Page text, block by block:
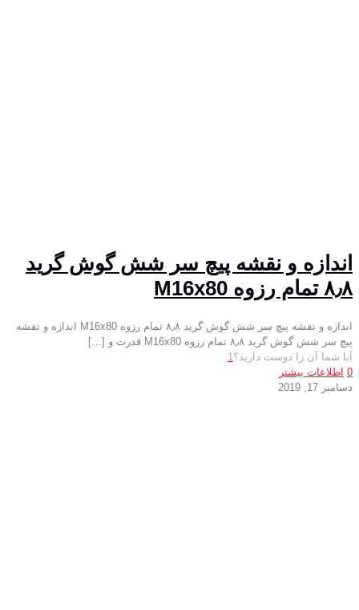
اندازه و نقشه پیچ سر شش گوش گرید
۸٫۸ تمام رزوه M16x80
اندازه و نقشه پیچ سر شش گوش گرید ۸٫۸ تمام رزوه M16x80 اندازه و نقشه
پیچ سر شش گوش گرید ۸٫۸ تمام رزوه M16x80 قدرت و
[…]
آیا شما آن را دوست دارید؟ 1
0 اطلاعات بیشتر
دسامبر 17, 2019